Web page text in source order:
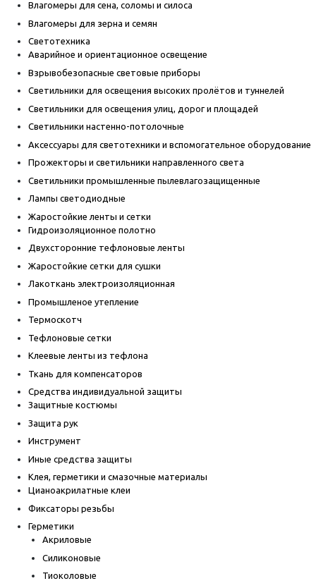
Влагомеры для сена, соломы и силоса
Влагомеры для зерна и семян
Светотехника
Аварийное и ориентационное освещение
Взрывобезопасные световые приборы
Светильники для освещения высоких пролётов и туннелей
Светильники для освещения улиц, дорог и площадей
Светильники настенно-потолочные
Аксессуары для светотехники и вспомогательное оборудование
Прожекторы и светильники направленного света
Светильники промышленные пылевлагозащищенные
Лампы светодиодные
Жаростойкие ленты и сетки
Гидроизоляционное полотно
Двухсторонние тефлоновые ленты
Жаростойкие сетки для сушки
Лакоткань электроизоляционная
Промышленое утепление
Термоскотч
Тефлоновые сетки
Клеевые ленты из тефлона
Ткань для компенсаторов
Средства индивидуальной защиты
Защитные костюмы
Защита рук
Инструмент
Иные средства защиты
Клея, герметики и смазочные материалы
Цианоакрилатные клеи
Фиксаторы резьбы
Герметики
Акриловые
Силиконовые
Тиоколовые